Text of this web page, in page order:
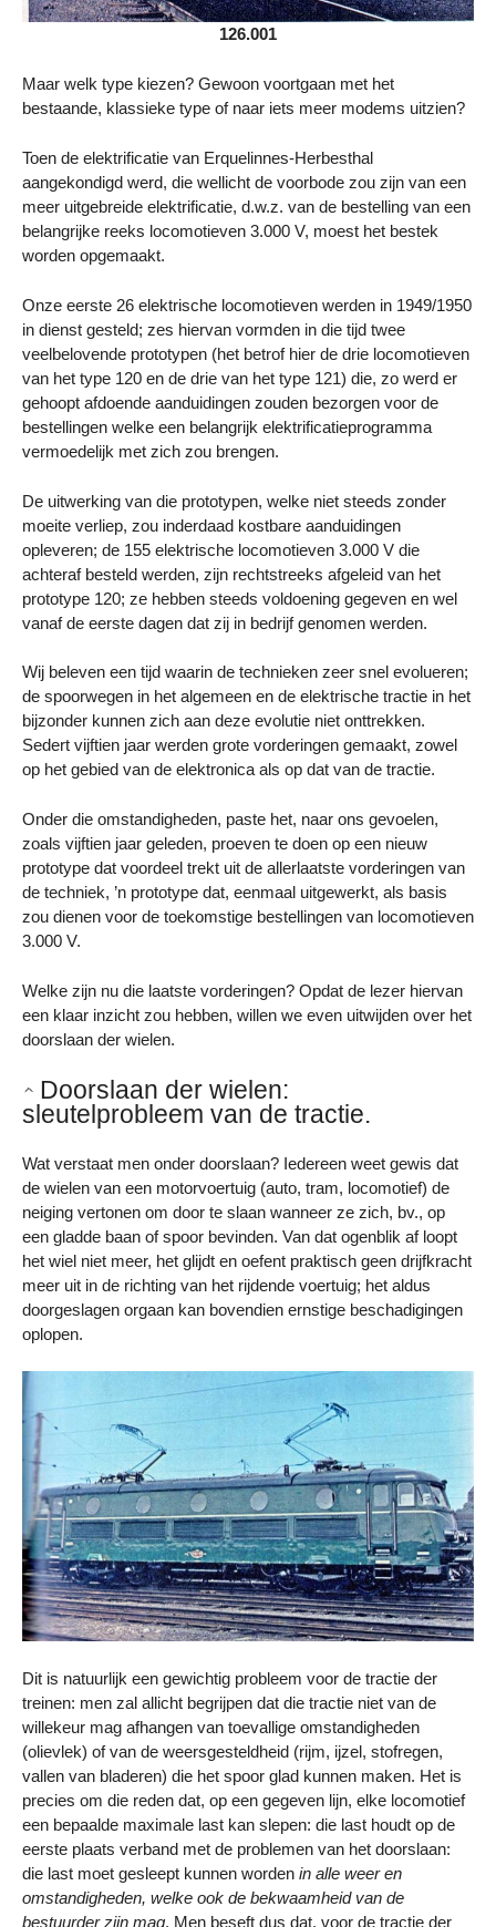
126.001
Maar welk type kiezen? Gewoon voortgaan met het
bestaande, klassieke type of naar iets meer modems uitzien?
Toen de elektrificatie van Erquelinnes-Herbesthal
aangekondigd werd, die wellicht de voorbode zou zijn van een
meer uitgebreide elektrificatie, d.w.z. van de bestelling van een
belangrijke reeks locomotieven 3.000 V, moest het bestek
worden opgemaakt.
Onze eerste 26 elektrische locomotieven werden in 1949/1950
in dienst gesteld; zes hiervan vormden in die tijd twee
veelbelovende prototypen (het betrof hier de drie locomotieven
van het type 120 en de drie van het type 121) die, zo werd er
gehoopt afdoende aanduidingen zouden bezorgen voor de
bestellingen welke een belangrijk elektrificatieprogramma
vermoedelijk met zich zou brengen.
De uitwerking van die prototypen, welke niet steeds zonder
moeite verliep, zou inderdaad kostbare aanduidingen
opleveren; de 155 elektrische locomotieven 3.000 V die
achteraf besteld werden, zijn rechtstreeks afgeleid van het
prototype 120; ze hebben steeds voldoening gegeven en wel
vanaf de eerste dagen dat zij in bedrijf genomen werden.
Wij beleven een tijd waarin de technieken zeer snel evolueren;
de spoorwegen in het algemeen en de elektrische tractie in het
bijzonder kunnen zich aan deze evolutie niet onttrekken.
Sedert vijftien jaar werden grote vorderingen gemaakt, zowel
op het gebied van de elektronica als op dat van de tractie.
Onder die omstandigheden, paste het, naar ons gevoelen,
zoals vijftien jaar geleden, proeven te doen op een nieuw
prototype dat voordeel trekt uit de allerlaatste vorderingen van
de techniek, ’n prototype dat, eenmaal uitgewerkt, als basis
zou dienen voor de toekomstige bestellingen van locomotieven
3.000 V.
Welke zijn nu die laatste vorderingen? Opdat de lezer hiervan
een klaar inzicht zou hebben, willen we even uitwijden over het
doorslaan der wielen.
Doorslaan der wielen:
sleutelprobleem van de tractie.
Wat verstaat men onder doorslaan? Iedereen weet gewis dat
de wielen van een motorvoertuig (auto, tram, locomotief) de
neiging vertonen om door te slaan wanneer ze zich, bv., op
een gladde baan of spoor bevinden. Van dat ogenblik af loopt
het wiel niet meer, het glijdt en oefent praktisch geen drijfkracht
meer uit in de richting van het rijdende voertuig; het aldus
doorgeslagen orgaan kan bovendien ernstige beschadigingen
oplopen.
Dit is natuurlijk een gewichtig probleem voor de tractie der
treinen: men zal allicht begrijpen dat die tractie niet van de
willekeur mag afhangen van toevallige omstandigheden
(olievlek) of van de weersgesteldheid (rijm, ijzel, stofregen,
vallen van bladeren) die het spoor glad kunnen maken. Het is
precies om die reden dat, op een gegeven lijn, elke locomotief
een bepaalde maximale last kan slepen: die last houdt op de
eerste plaats verband met de problemen van het doorslaan:
die last moet gesleept kunnen worden in alle weer en
omstandigheden, welke ook de bekwaamheid van de
bestuurder zijn mag. Men beseft dus dat, voor de tractie der